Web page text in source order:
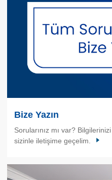
Bize Yazın
Sorularınız mı var?
sizinle iletişime geçelim.